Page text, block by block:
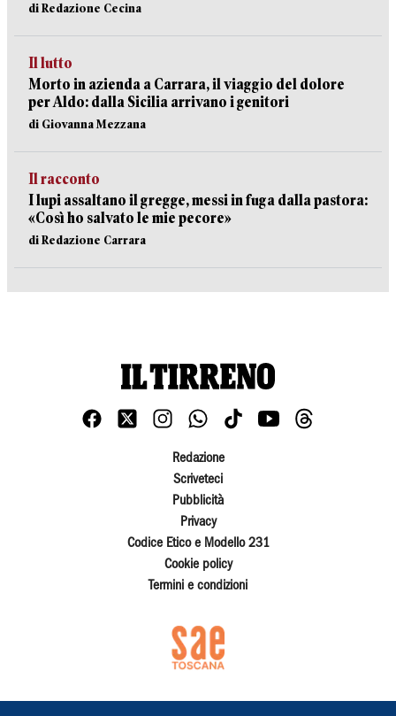
di Redazione Cecina
Il lutto
Morto in azienda a Carrara, il viaggio del dolore
per Aldo: dalla Sicilia arrivano i genitori
di Giovanna Mezzana
Il racconto
I lupi assaltano il gregge, messi in fuga dalla pastora:
«Così ho salvato le mie pecore»
di Redazione Carrara
Redazione
Scriveteci
Pubblicità
Privacy
Codice Etico e Modello 231
Cookie policy
Termini e condizioni